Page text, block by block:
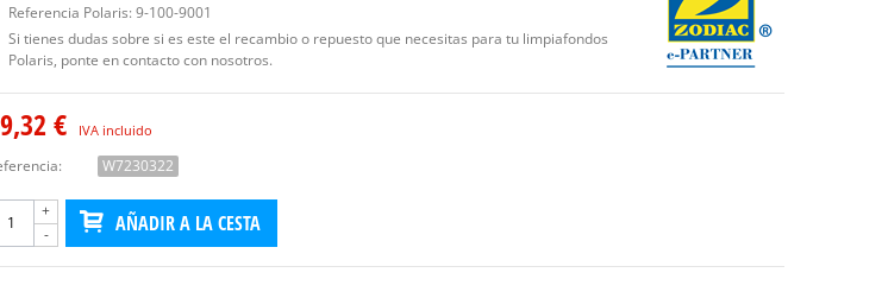
Referencia Polaris: 9-100-9001
Si tienes dudas sobre si es este el recambio o repuesto que necesitas para tu limpiafondos
Polaris, ponte en contacto con nosotros.
€ IVA incluido
W7230322
-
+ AÑADIR A LA CESTA